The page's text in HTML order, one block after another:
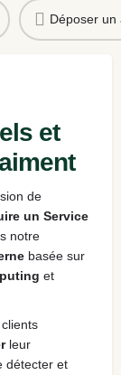
Déposer un
et
de
un Service
notre
basée sur
et
leur
détecter et